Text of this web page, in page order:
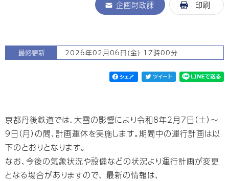
企画財政課 印刷
最終更新 2026年02月06日(金) 17時00分
京都丹後鉄道では、大雪の影響により令和8年2月7日（土）～
9日（月）の間、計画運休を実施します。期間中の運行計画は以
下のとおりとなります。
なお、今後の気象状況や設備などの状況より運行計画が変更
となる場合がありますので、 最新の情報は、